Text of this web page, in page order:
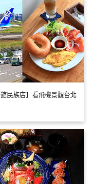
民族店】看飛機景觀台北